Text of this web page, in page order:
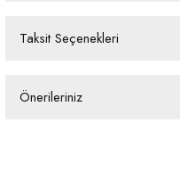
Taksit Seçenekleri
Önerileriniz